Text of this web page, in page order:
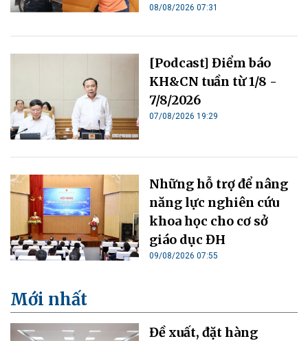
08/08/2026 07:31
[Podcast] Điểm báo
KH&CN tuần từ 1/8 -
7/8/2026
07/08/2026 19:29
Những hỗ trợ để nâng
năng lực nghiên cứu
khoa học cho cơ sở
giáo dục ĐH
09/08/2026 07:55
Mới nhất
Đề xuất, đặt hàng